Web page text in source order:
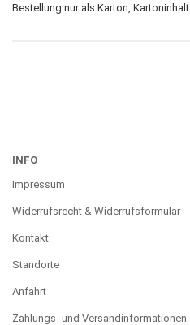
Bestellung nur als Karton,
INFO
Impressum
Widerrufsrecht & Widerrufsformular
Kontakt
Standorte
Anfahrt
Zahlungs- und Versandinformationen